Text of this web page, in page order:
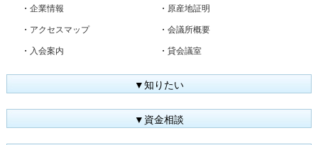
・企業情報
・ アクセスマップ
・ 入会案内
・ 原産地証明
・ 会議所概要
・ 貸会議室
▼知りたい
▼資金相談